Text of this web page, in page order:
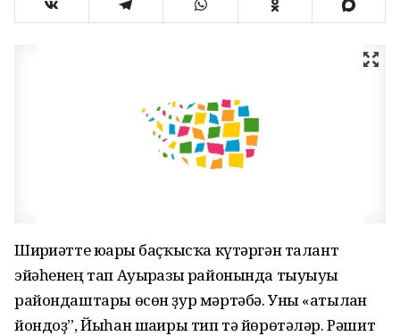
Шиғриәтте юғары баҫҡысҡа күтәргән талант
эйәһенең тап Ауырғазы районында тыуыуы
райондаштары өсөн ҙур мәртәбә. Уны «атылған
йондоҙ”, Йыһан шағиры тип тә йөрөтәләр. Рәшит